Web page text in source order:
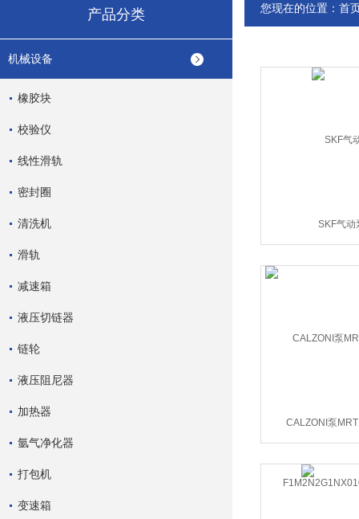
产品分类
机械设备
橡胶块
校验仪
线性滑轨
密封圈
清洗机
滑轨
减速箱
液压切链器
链轮
液压阻尼器
加热器
氩气净化器
打包机
变速箱
您现在的位置： 首
SKF气动
CALZONI泵